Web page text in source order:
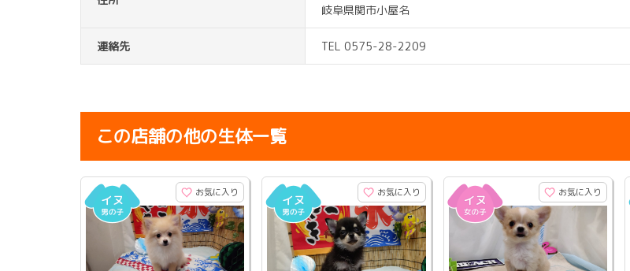
岐阜県関市小屋名
連絡先 TEL 0575-28-2209
この店舗の他の生体一覧
お気に入り お気に入り お気に入り